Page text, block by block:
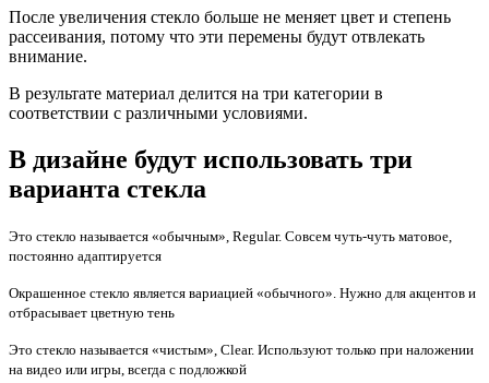
После увеличения стекло больше не меняет цвет и степень
рассеивания, потому что эти перемены будут отвлекать
внимание.
В результате материал делится на три категории в
соответствии с различными условиями.
В дизайне будут использовать три
варианта стекла
Это стекло называется «обычным», Regular. Совсем чуть-чуть матовое,
постоянно адаптируется
Окрашенное стекло является вариацией «обычного». Нужно для акцентов и
отбрасывает цветную тень
Это стекло называется «чистым», Clear. Используют только при наложении
на видео или игры, всегда с подложкой